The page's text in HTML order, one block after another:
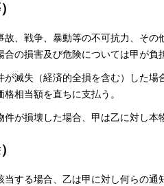
故、戦争、暴動等の不可抗力、そ
の損害及び危険については甲が負
滅失（経済的全損を含む）した場
相当額を直ちに支払う。
が損壊した場合、甲は乙に対し本
当する場合、乙は甲に対し何らの